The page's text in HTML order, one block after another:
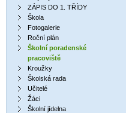
ZÁPIS DO 1. TŘÍDY
Škola
Fotogalerie
Roční plán
Školní poradenské
pracoviště
Kroužky
Školská rada
Učitelé
Žáci
Školní jídelna